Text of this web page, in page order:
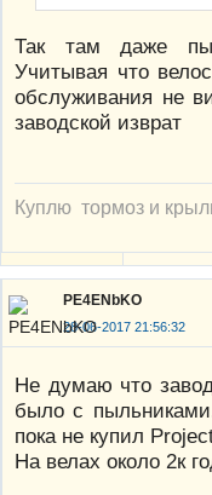
Так там даже
Учитывая что
обслуживания не
заводской изврат
Куплю тормоз и
PE4ENbKO
28-06-2017 21:56:32
Не думаю что
было с
пока не купил
На велах около 2к